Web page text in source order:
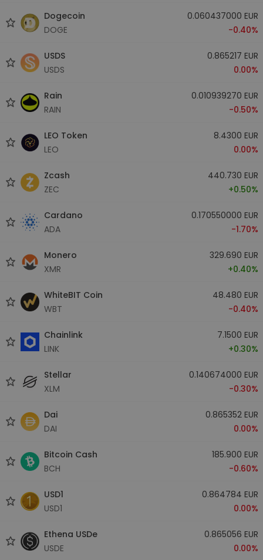
Dogecoin
DOGE
0.060437000 EUR
-0.40%
USDS
USDS
0.865217 EUR
0.00%
Rain
RAIN
0.010939270 EUR
-0.50%
LEO Token
LEO
8.4300 EUR
0.00%
Zcash
ZEC
440.730 EUR
+0.50%
Cardano
ADA
0.170550000 EUR
-1.70%
Monero
XMR
329.690 EUR
+0.40%
WhiteBIT Coin
WBT
48.480 EUR
-0.40%
Chainlink
LINK
7.1500 EUR
+0.30%
Stellar
XLM
0.140674000 EUR
-0.30%
Dai
DAI
0.865352 EUR
0.00%
Bitcoin Cash
BCH
185.900 EUR
-0.60%
USD1
USD1
0.864784 EUR
0.00%
Ethena USDe
USDE
0.865056 EUR
0.00%